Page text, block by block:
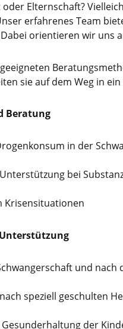
Elternschaft?
erfahrenes Team
orientieren wir uns
sie auf dem Weg in
Beratung
in der
bei
Krisensituationen
und nach
speziell geschulten
Gesunderhaltung der